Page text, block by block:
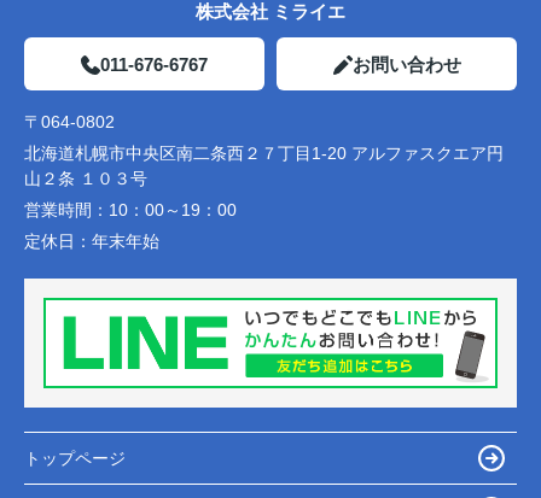
株式会社 ミライエ
011-676-6767 お問い合わせ
〒064-0802
北海道札幌市中央区南二条西２７丁目1-20 アルファスクエア円
山２条 １０３号
営業時間： 10：00～19：00
定休日： 年末年始
トップページ